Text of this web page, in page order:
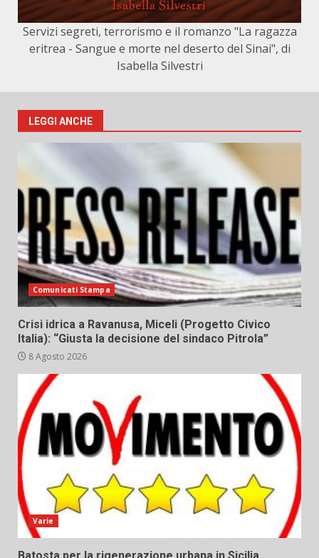
Servizi segreti, terrorismo e il romanzo "La ragazza
eritrea - Sangue e morte nel deserto del Sinai", di
Isabella Silvestri
LEGGI ANCHE
Comunicati Stampa
Crisi idrica a Ravanusa, Miceli (Progetto Civico
Italia): “Giusta la decisione del sindaco Pitrola”
8 Agosto 2026
Varie